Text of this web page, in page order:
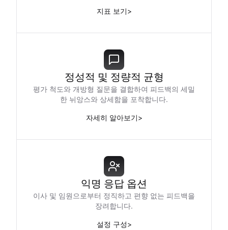
지표 보기>
정성적 및 정량적 균형
평가 척도와 개방형 질문을 결합하여 피드백의 세밀
한 뉘앙스와 상세함을 포착합니다.
자세히 알아보기>
익명 응답 옵션
이사 및 임원으로부터 정직하고 편향 없는 피드백을
장려합니다.
설정 구성>